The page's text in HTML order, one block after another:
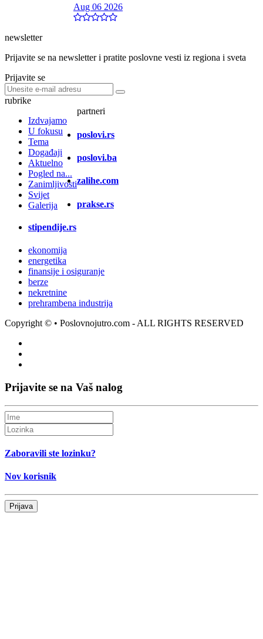
Aug 06 2026
newsletter
Prijavite se na newsletter i pratite poslovne vesti iz regiona i sveta
Prijavite se
rubrike
Izdvajamo
U fokusu
Tema
Događaji
Aktuelno
Pogled na...
Zanimljivosti
Svijet
Galerija
partneri
poslovi.rs
poslovi.ba
zalihe.com
prakse.rs
stipendije.rs
ekonomija
energetika
finansije i osiguranje
berze
nekretnine
prehrambena industrija
Copyright © • Poslovnojutro.com - ALL RIGHTS RESERVED
Prijavite se na Vaš nalog
Zaboravili ste lozinku?
Nov korisnik